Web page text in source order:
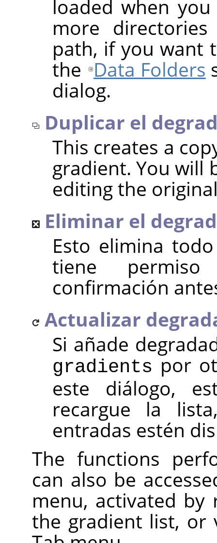
loaded when
more
path, if you want
the Data Folders
dialog.
Duplicar el
This creates a
gradient. You will
editing the
Eliminar el
Esto elimina
tiene
confirmación
Actualizar
Si añade
gradients por
este diálogo,
recargue la
entradas estén
The functions
can also be
menu, activated by
the gradient list,